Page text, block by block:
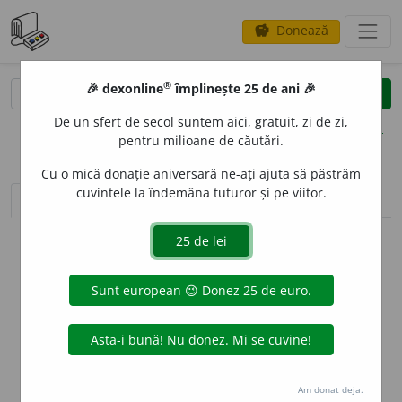
savings Donează
clear
opțiuni
sinteza definițiilor (1) definiții (13) declinări
info
Aceste definiții sunt compilate de
echipa dexonline. Definițiile
originale se află pe filadefiniții.
preferințe
🎉 dexonline® împlinește 25 de ani 🎉
De un sfert de secol suntem aici, gratuit, zi de zi,
pentru milioane de căutări.
Cu o mică donație aniversară ne-ați ajuta să păstrăm
cuvintele la îndemâna tuturor și pe viitor.
Am donat deja.